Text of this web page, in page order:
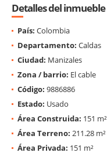
Detalles del inmueble
País: Colombia
Departamento: Caldas
Ciudad: Manizales
Zona / barrio: El cable
Código: 9886886
Estado: Usado
Área Construida: 151 m²
Área Terreno: 211.28 m²
Área Privada: 151 m²